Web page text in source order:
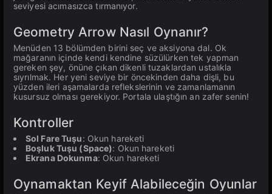
seviyesi acımasızca tırmanıyor.
Geometry Arrow Nasıl Oynanır?
Menüden 13 bölümden birini seç ve aksiyona dal. Ok
mağaranın içinde kendi kendine süzülürken tek yapman
gereken şey, önüne çıkan dikenli tuzaklardan ustalıkla
sıyrılmak. Her yeni seviye bir öncekinden daha dişli, bu
yüzden ileri aşamalarda reflekslerinin ve zamanlamanın
kusursuz olması gerekiyor. Portala ulaştığın an zafer senin!
Kontroller
Sol Fare Tuşu: Okun hareketi
Boşluk Tuşu (Space): Okun hareketi
Ekrana Dokunma: Okun hareketi
Oynamaktan Keyif Alabileceğin Oyunlar